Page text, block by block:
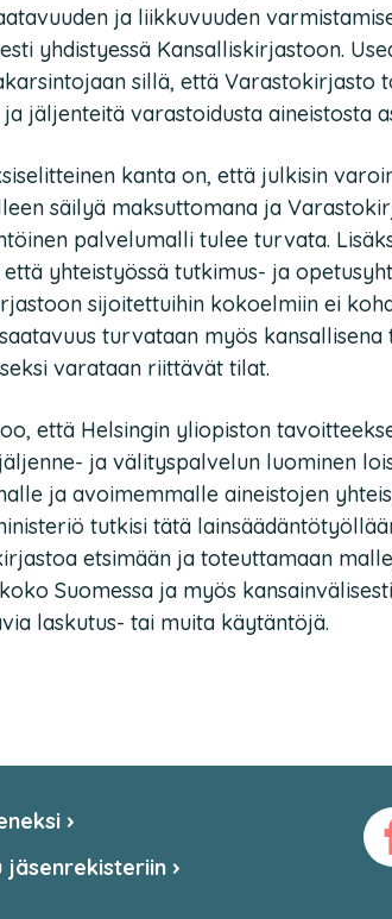
ja liikkuvuuden
yhdistyessä Kansalliskirjastoon.
sillä, että Varastokirjasto
jäljenteitä varastoidusta aineistosta
kanta on, että julkisin
säilyä maksuttomana ja
palvelumalli tulee turvata.
yhteistyössä tutkimus- ja
sijoitettuihin kokoelmiin ei
turvataan myös
varataan riittävät tilat.
että Helsingin yliopiston
ja välityspalvelun luominen
ja avoimemmalle aineistojen
tutkisi tätä
etsimään ja toteuttamaan
Suomessa ja myös
laskutus- tai muita käytäntöjä.
jäsenrekisteriin